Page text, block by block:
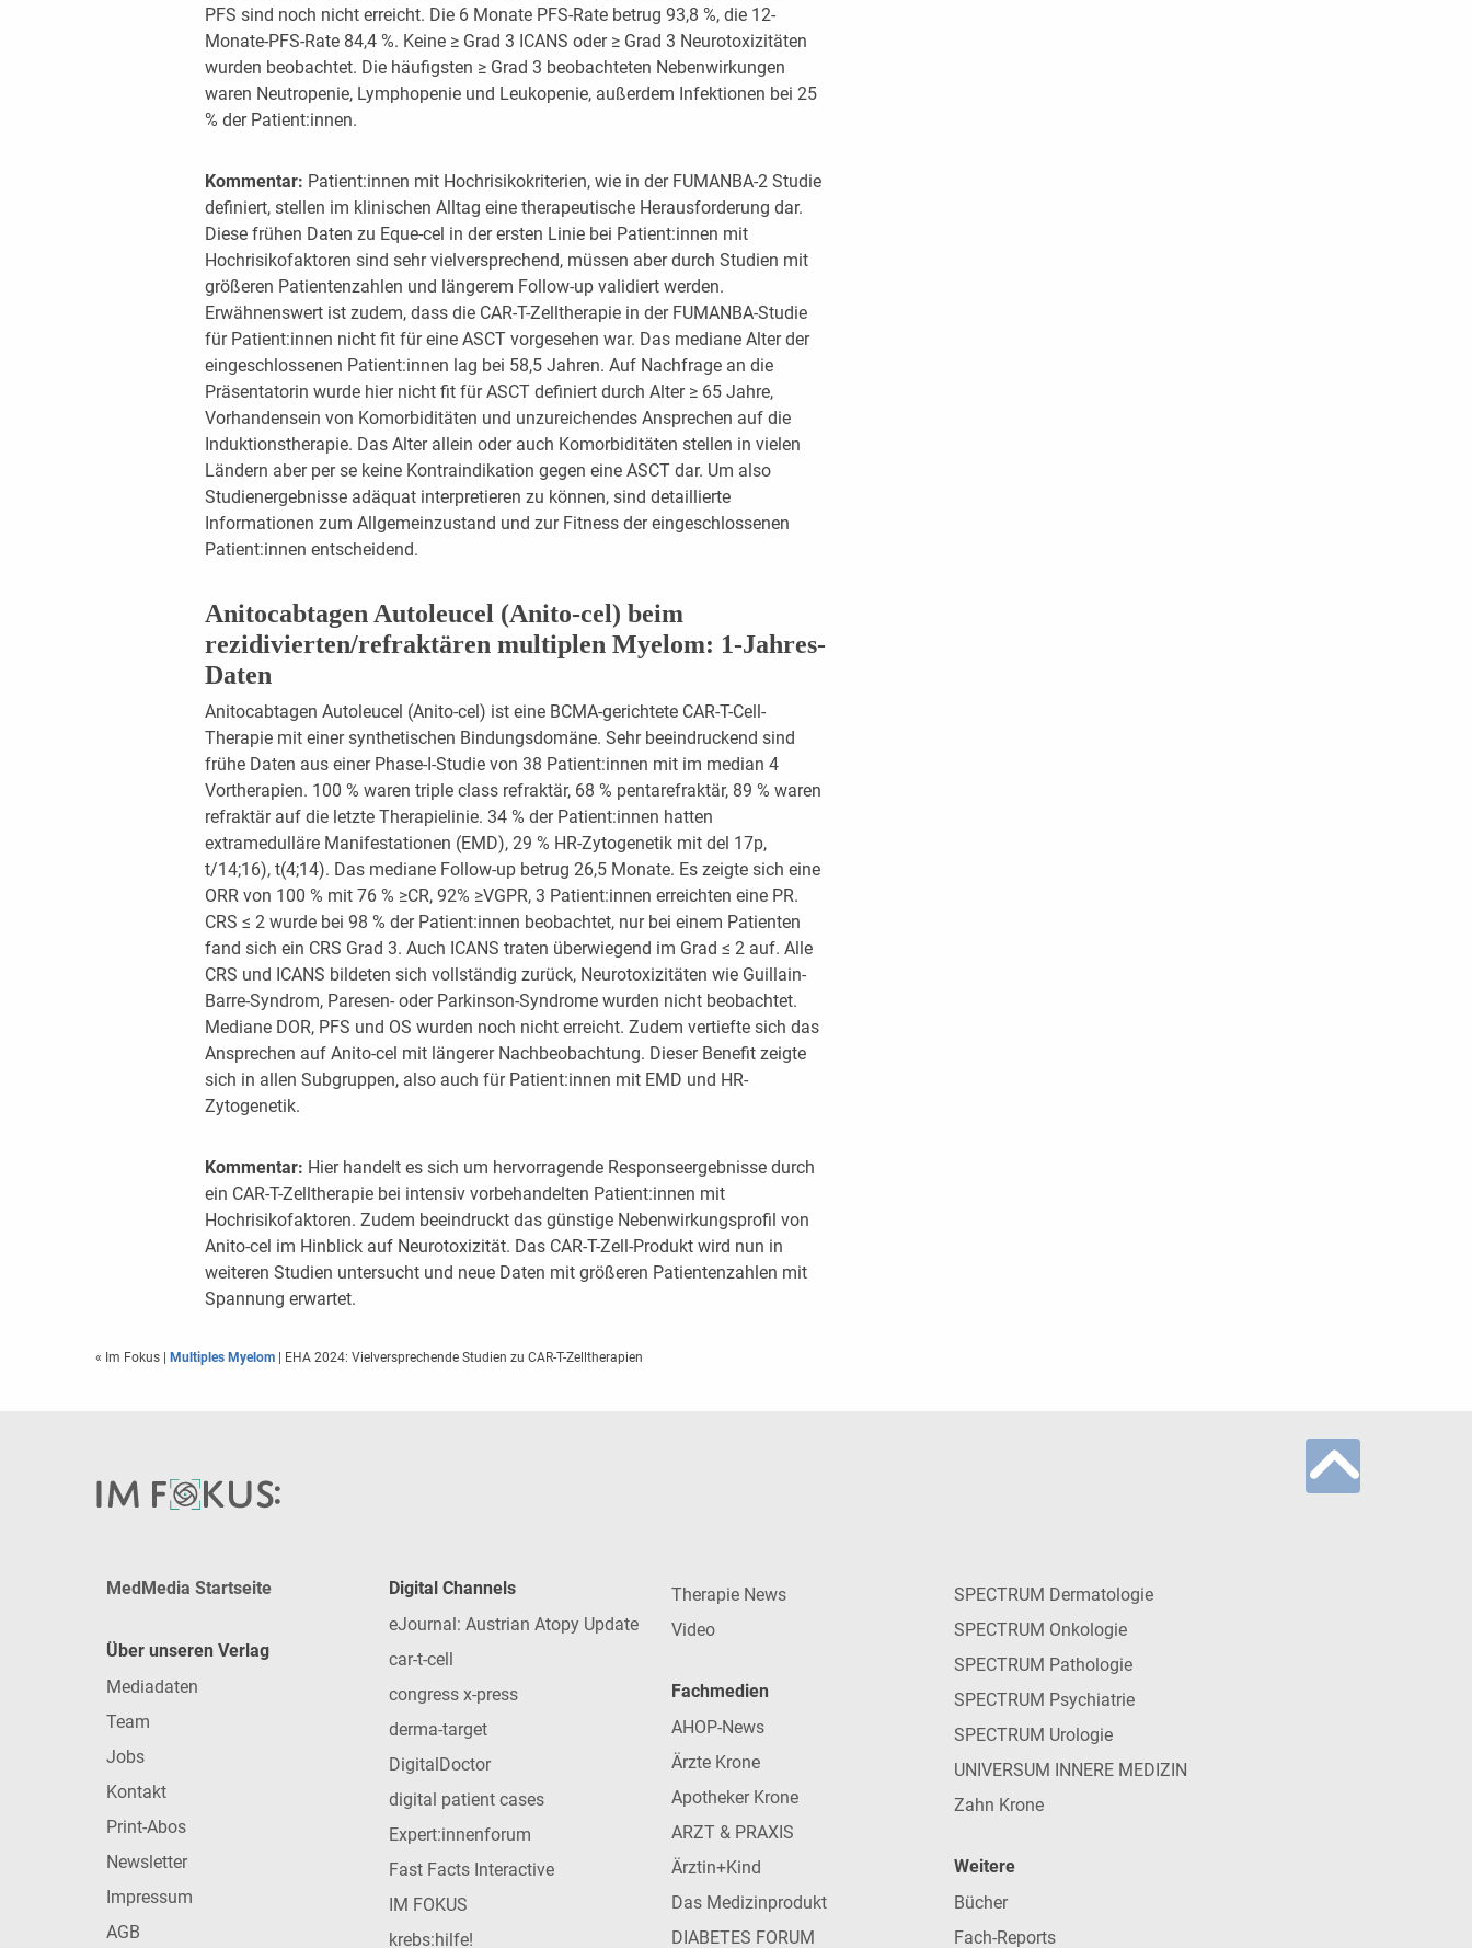
PFS sind noch nicht erreicht. Die 6 Monate PFS-Rate betrug 93,8 %, die 12-
Monate-PFS-Rate 84,4 %. Keine ≥ Grad 3 ICANS oder ≥ Grad 3 Neurotoxizitäten
wurden beobachtet. Die häufigsten ≥ Grad 3 beobachteten Nebenwirkungen
waren Neutropenie, Lymphopenie und Leukopenie, außerdem Infektionen bei 25
% der Patient:innen.
Kommentar: Patient:innen mit Hochrisikokriterien, wie in der FUMANBA-2 Studie
definiert, stellen im klinischen Alltag eine therapeutische Herausforderung dar.
Diese frühen Daten zu Eque-cel in der ersten Linie bei Patient:innen mit
Hochrisikofaktoren sind sehr vielversprechend, müssen aber durch Studien mit
größeren Patientenzahlen und längerem Follow-up validiert werden.
Erwähnenswert ist zudem, dass die CAR-T-Zelltherapie in der FUMANBA-Studie
für Patient:innen nicht fit für eine ASCT vorgesehen war. Das mediane Alter der
eingeschlossenen Patient:innen lag bei 58,5 Jahren. Auf Nachfrage an die
Präsentatorin wurde hier nicht fit für ASCT definiert durch Alter ≥ 65 Jahre,
Vorhandensein von Komorbiditäten und unzureichendes Ansprechen auf die
Induktionstherapie. Das Alter allein oder auch Komorbiditäten stellen in vielen
Ländern aber per se keine Kontraindikation gegen eine ASCT dar. Um also
Studienergebnisse adäquat interpretieren zu können, sind detaillierte
Informationen zum Allgemeinzustand und zur Fitness der eingeschlossenen
Patient:innen entscheidend.
Anitocabtagen Autoleucel (Anito-cel) beim
rezidivierten/refraktären multiplen Myelom: 1-Jahres-
Daten
Anitocabtagen Autoleucel (Anito-cel) ist eine BCMA-gerichtete CAR-T-Cell-
Therapie mit einer synthetischen Bindungsdomäne. Sehr beeindruckend sind
frühe Daten aus einer Phase-I-Studie von 38 Patient:innen mit im median 4
Vortherapien. 100 % waren triple class refraktär, 68 % pentarefraktär, 89 % waren
refraktär auf die letzte Therapielinie. 34 % der Patient:innen hatten
extramedulläre Manifestationen (EMD), 29 % HR-Zytogenetik mit del 17p,
t/14;16), t(4;14). Das mediane Follow-up betrug 26,5 Monate. Es zeigte sich eine
ORR von 100 % mit 76 % ≥CR, 92% ≥VGPR, 3 Patient:innen erreichten eine PR.
CRS ≤ 2 wurde bei 98 % der Patient:innen beobachtet, nur bei einem Patienten
fand sich ein CRS Grad 3. Auch ICANS traten überwiegend im Grad ≤ 2 auf. Alle
CRS und ICANS bildeten sich vollständig zurück, Neurotoxizitäten wie Guillain-
Barre-Syndrom, Paresen- oder Parkinson-Syndrome wurden nicht beobachtet.
Mediane DOR, PFS und OS wurden noch nicht erreicht. Zudem vertiefte sich das
Ansprechen auf Anito-cel mit längerer Nachbeobachtung. Dieser Benefit zeigte
sich in allen Subgruppen, also auch für Patient:innen mit EMD und HR-
Zytogenetik.
Kommentar: Hier handelt es sich um hervorragende Responseergebnisse durch
ein CAR-T-Zelltherapie bei intensiv vorbehandelten Patient:innen mit
Hochrisikofaktoren. Zudem beeindruckt das günstige Nebenwirkungsprofil von
Anito-cel im Hinblick auf Neurotoxizität. Das CAR-T-Zell-Produkt wird nun in
weiteren Studien untersucht und neue Daten mit größeren Patientenzahlen mit
Spannung erwartet.
« Im Fokus Multiples Myelom | EHA 2024: Vielversprechende Studien zu CAR-T-Zelltherapien
MedMedia Startseite
Über unseren Verlag
Mediadaten
Team
Jobs
Kontakt
Print-Abos
Newsletter
Impressum
AGB
Digital Channels
eJournal: Austrian Atopy Update
car-t-cell
congress x-press
derma-target
DigitalDoctor
digital patient cases
Expert:innenforum
Fast Facts Interactive
IM FOKUS
krebs:hilfe!
Therapie News
Video
Fachmedien
AHOP-News
Ärzte Krone
Apotheker Krone
ARZT & PRAXIS
Ärztin+Kind
Das Medizinprodukt
DIABETES FORUM
SPECTRUM Dermatologie
SPECTRUM Onkologie
SPECTRUM Pathologie
SPECTRUM Psychiatrie
SPECTRUM Urologie
UNIVERSUM INNERE MEDIZIN
Zahn Krone
Weitere
Bücher
Fach-Reports